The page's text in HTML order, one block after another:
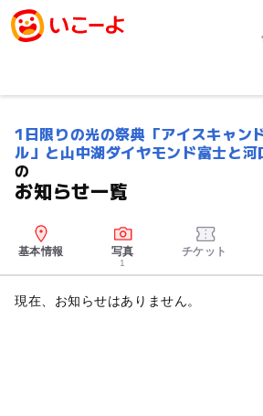
1日限りの光の祭典「アイスキャン
ル」と山中湖ダイヤモンド富士と
の
お知らせ一覧
基本情報 写真
1
チケット
現在、お知らせはありません。